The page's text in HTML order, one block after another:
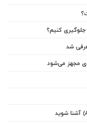
مجهز می‌شود